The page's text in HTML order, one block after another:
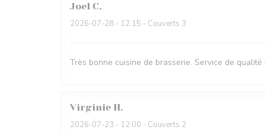
Joel C
2026-07-28 - 12:15 - Couverts 3
Très bonne cuisine de brasserie. Service de qualité
Virginie H
2026-07-23 - 12:00 - Couverts 2